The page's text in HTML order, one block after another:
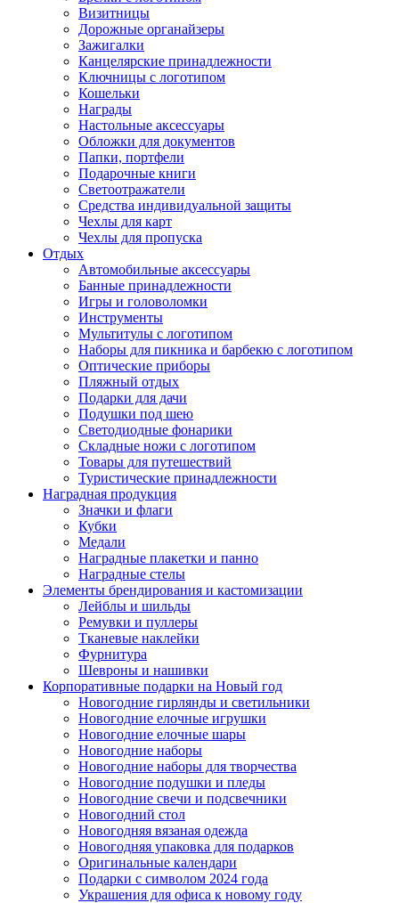
Визитницы
Дорожные органайзеры
Зажигалки
Канцелярские принадлежности
Ключницы с логотипом
Кошельки
Награды
Настольные аксессуары
Обложки для документов
Папки, портфели
Подарочные книги
Светоотражатели
Средства индивидуальной защиты
Чехлы для карт
Чехлы для пропуска
Отдых
Автомобильные аксессуары
Банные принадлежности
Игры и головоломки
Инструменты
Мультитулы с логотипом
Наборы для пикника и барбекю с логотипом
Оптические приборы
Пляжный отдых
Подарки для дачи
Подушки под шею
Светодиодные фонарики
Складные ножи с логотипом
Товары для путешествий
Туристические принадлежности
Наградная продукция
Значки и флаги
Кубки
Медали
Наградные плакетки и панно
Наградные стелы
Элементы брендирования и кастомизации
Лейблы и шильды
Ремувки и пуллеры
Тканевые наклейки
Фурнитура
Шевроны и нашивки
Корпоративные подарки на Новый год
Новогодние гирлянды и светильники
Новогодние елочные игрушки
Новогодние елочные шары
Новогодние наборы
Новогодние наборы для творчества
Новогодние подушки и пледы
Новогодние свечи и подсвечники
Новогодний стол
Новогодняя вязаная одежда
Новогодняя упаковка для подарков
Оригинальные календари
Подарки с символом 2024 года
Украшения для офиса к новому году